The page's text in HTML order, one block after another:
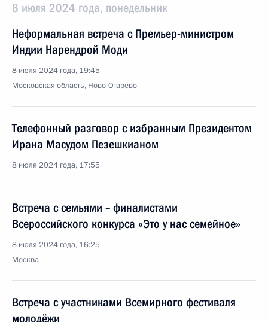
8 июля 2024 года, понедельник
Неформальная встреча с Премьер-министром
Индии Нарендрой Моди
8 июля 2024 года, 19:45
Московская область, Ново-Огарёво
Телефонный разговор с избранным Президентом
Ирана Масудом Пезешкианом
8 июля 2024 года, 17:55
Встреча с семьями – финалистами
Всероссийского конкурса «Это у нас семейное»
8 июля 2024 года, 16:25
Москва
Встреча с участниками Всемирного фестиваля
молодёжи